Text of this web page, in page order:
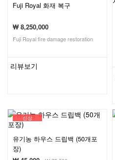
Fuji Royal 화재 복구
₩ 8,250,000
Fuji Royal fire damage restoration
리뷰보기
신상
유기농 하우스 드립백 (50개포
장)